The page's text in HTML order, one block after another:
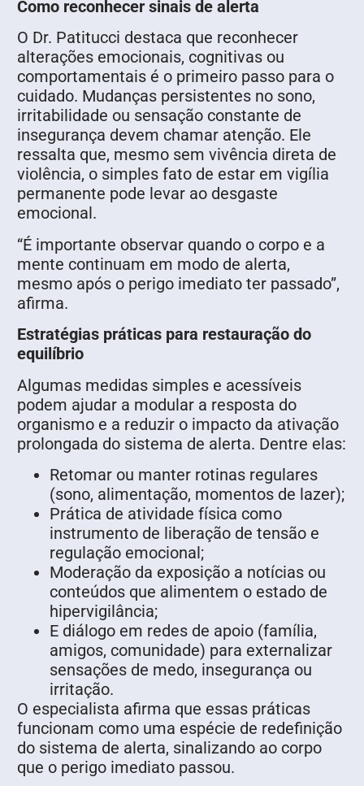
Como reconhecer sinais de alerta
O Dr. Patitucci destaca que reconhecer
alterações emocionais, cognitivas ou
comportamentais é o primeiro passo para o
cuidado. Mudanças persistentes no sono,
irritabilidade ou sensação constante de
insegurança devem chamar atenção. Ele
ressalta que, mesmo sem vivência direta de
violência, o simples fato de estar em vigília
permanente pode levar ao desgaste
emocional.
“É importante observar quando o corpo e a
mente continuam em modo de alerta,
mesmo após o perigo imediato ter passado”,
afirma.
Estratégias práticas para restauração do
equilíbrio
Algumas medidas simples e acessíveis
podem ajudar a modular a resposta do
organismo e a reduzir o impacto da ativação
prolongada do sistema de alerta. Dentre elas:
Retomar ou manter rotinas regulares
(sono, alimentação, momentos de lazer);
Prática de atividade física como
instrumento de liberação de tensão e
regulação emocional;
Moderação da exposição a notícias ou
conteúdos que alimentem o estado de
hipervigilância;
E diálogo em redes de apoio (família,
amigos, comunidade) para externalizar
sensações de medo, insegurança ou
irritação.
O especialista afirma que essas práticas
funcionam como uma espécie de redefinição
do sistema de alerta, sinalizando ao corpo
que o perigo imediato passou.